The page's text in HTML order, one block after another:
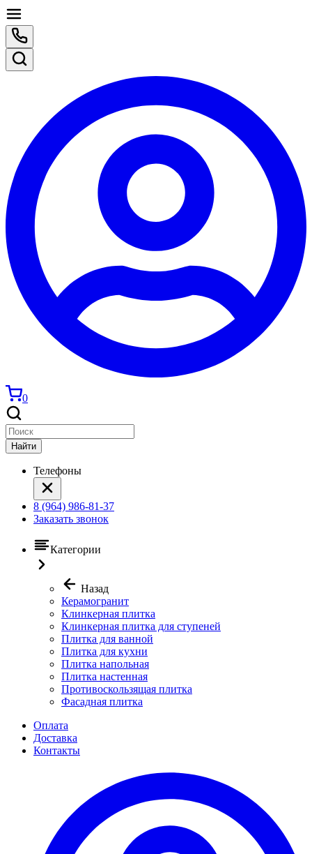
0
Найти
Телефоны
8 (964) 986-81-37
Заказать звонок
Категории
Назад
Керамогранит
Клинкерная плитка
Клинкерная плитка для ступеней
Плитка для ванной
Плитка для кухни
Плитка напольная
Плитка настенная
Противоскользящая плитка
Фасадная плитка
Оплата
Доставка
Контакты